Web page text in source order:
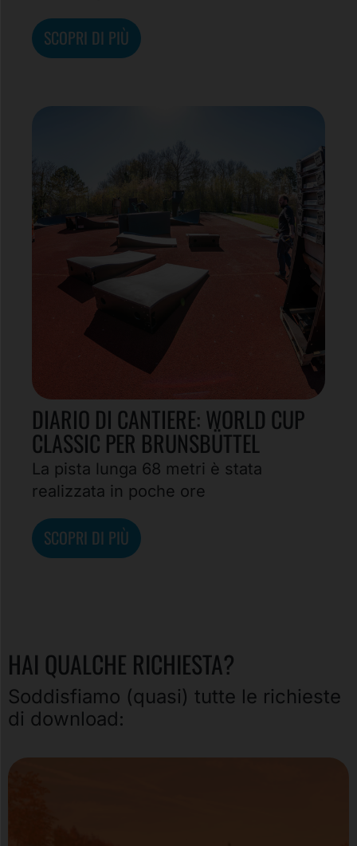
SCOPRI DI PIÙ
DIARIO DI CANTIERE: WORLD CUP
CLASSIC PER BRUNSBÜTTEL
La pista lunga 68 metri è stata
realizzata in poche ore
SCOPRI DI PIÙ
HAI QUALCHE RICHIESTA?
Soddisfiamo (quasi) tutte le richieste
di download: